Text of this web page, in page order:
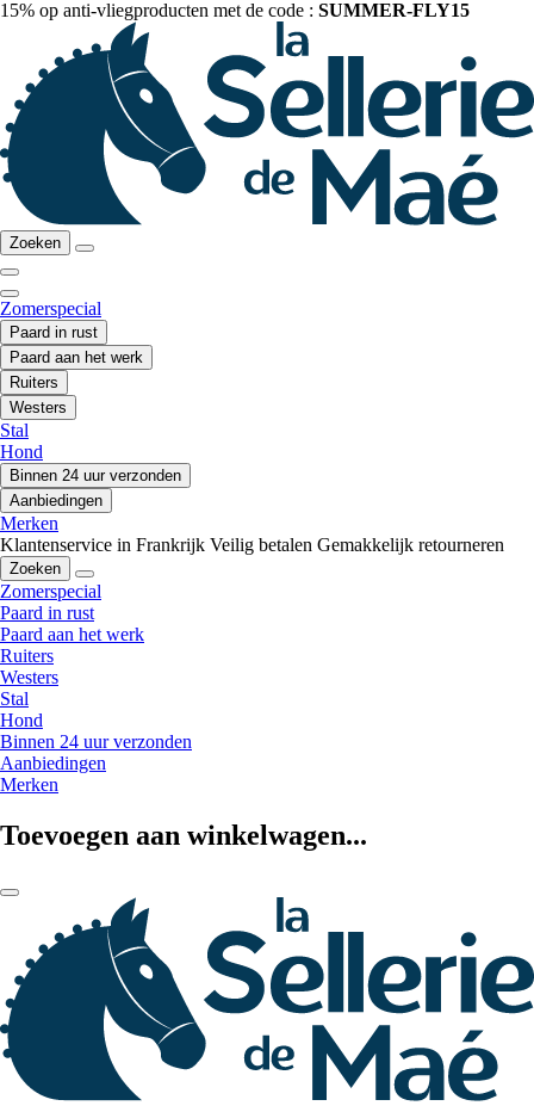
15% op anti-vliegproducten met de code : SUMMER-FLY15
Zoeken
Zomerspecial
Paard in rust
Paard aan het werk
Ruiters
Westers
Stal
Hond
Binnen 24 uur verzonden
Aanbiedingen
Merken
Klantenservice in Frankrijk Veilig betalen Gemakkelijk retourneren
Zoeken
Zomerspecial
Paard in rust
Paard aan het werk
Ruiters
Westers
Stal
Hond
Binnen 24 uur verzonden
Aanbiedingen
Merken
Toevoegen aan winkelwagen...